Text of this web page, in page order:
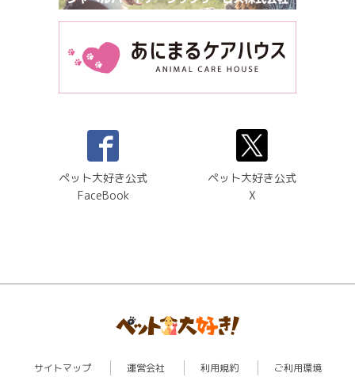
ペット大好き公式
FaceBook
ペット大好き公式
X
サイトマップ 運営会社 利用規約 ご利用環境